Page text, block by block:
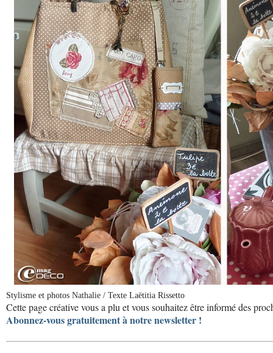
Stylisme et photos Nathalie / Texte Laëtitia Rissetto
Cette page créative vous a plu et vous souhaitez être informé des
Abonnez-vous gratuitement à notre newsletter !